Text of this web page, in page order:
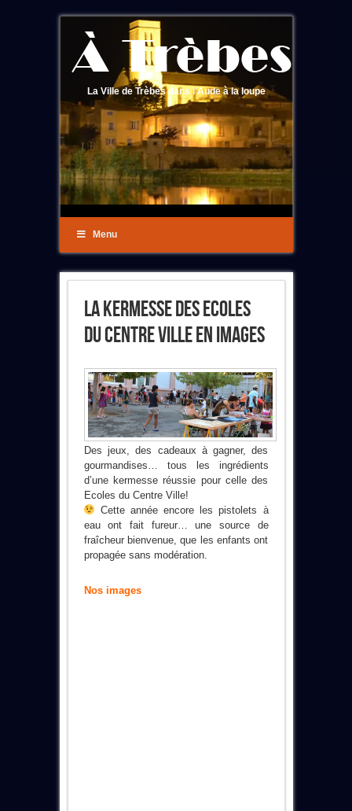
La Ville de Trèbes dans l'Aude à la loupe
Menu
La Kermesse Des Ecoles
Du Centre Ville En Images
Des jeux, des cadeaux à gagner, des
gourmandises… tous les ingrédients
d’une kermesse réussie pour celle des
Ecoles du Centre Ville!
Cette année encore les pistolets à
eau ont fait fureur… une source de
fraîcheur bienvenue, que les enfants ont
propagée sans modération.
Nos images